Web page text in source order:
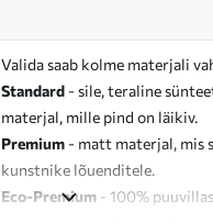
Valida saab kolme materjali
Standard - sile, teraline
materjal, mille pind on läikiv.
Premium - matt materjal, mis
kunstnike lõuenditele.
Eco-Premium - 100%